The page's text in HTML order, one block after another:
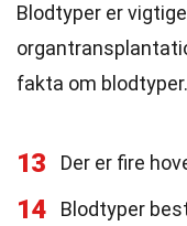
Blodtyper er
fakta om blodtyper.
13 Der er fire
14
Blodtyper